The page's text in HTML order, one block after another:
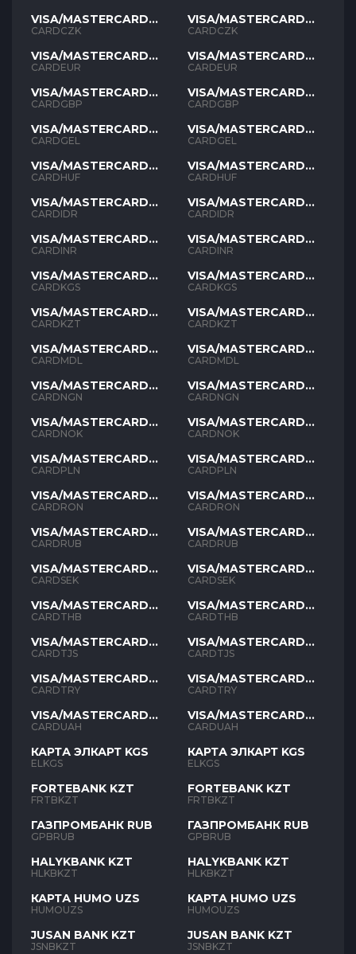
VISA/MASTERCARD
CZK
CARDCZK
VISA/MASTERCARD
EUR
CARDEUR
VISA/MASTERCARD
GBP
CARDGBP
VISA/MASTERCARD
GEL
CARDGEL
VISA/MASTERCARD
HUF
CARDHUF
VISA/MASTERCARD
IDR
CARDIDR
VISA/MASTERCARD
INR
CARDINR
VISA/MASTERCARD
KGS
CARDKGS
VISA/MASTERCARD
KZT
CARDKZT
VISA/MASTERCARD
MDL
CARDMDL
VISA/MASTERCARD
NGN
CARDNGN
VISA/MASTERCARD
NOK
CARDNOK
VISA/MASTERCARD
PLN
CARDPLN
VISA/MASTERCARD
RON
CARDRON
VISA/MASTERCARD
RUB
CARDRUB
VISA/MASTERCARD
SEK
CARDSEK
VISA/MASTERCARD
THB
CARDTHB
VISA/MASTERCARD
TJS
CARDTJS
VISA/MASTERCARD
TYR
CARDTRY
VISA/MASTERCARD
UAH
CARDUAH
КАРТА ЭЛКАРТ KGS
ELKGS
FORTEBANK KZT
FRTBKZT
ГАЗПРОМБАНК RUB
GPBRUB
HALYKBANK KZT
HLKBKZT
КАРТА HUMO UZS
HUMOUZS
JUSAN BANK KZT
JSNBKZT
VISA/MASTERCARD
CZK
CARDCZK
VISA/MASTERCARD
EUR
CARDEUR
VISA/MASTERCARD
GBP
CARDGBP
VISA/MASTERCARD
GEL
CARDGEL
VISA/MASTERCARD
HUF
CARDHUF
VISA/MASTERCARD
IDR
CARDIDR
VISA/MASTERCARD
INR
CARDINR
VISA/MASTERCARD
KGS
CARDKGS
VISA/MASTERCARD
KZT
CARDKZT
VISA/MASTERCARD
MDL
CARDMDL
VISA/MASTERCARD
NGN
CARDNGN
VISA/MASTERCARD
NOK
CARDNOK
VISA/MASTERCARD
PLN
CARDPLN
VISA/MASTERCARD
RON
CARDRON
VISA/MASTERCARD
RUB
CARDRUB
VISA/MASTERCARD
SEK
CARDSEK
VISA/MASTERCARD
THB
CARDTHB
VISA/MASTERCARD
TJS
CARDTJS
VISA/MASTERCARD
TYR
CARDTRY
VISA/MASTERCARD
UAH
CARDUAH
КАРТА ЭЛКАРТ KGS
ELKGS
FORTEBANK KZT
FRTBKZT
ГАЗПРОМБАНК RUB
GPBRUB
HALYKBANK KZT
HLKBKZT
КАРТА HUMO UZS
HUMOUZS
JUSAN BANK KZT
JSNBKZT